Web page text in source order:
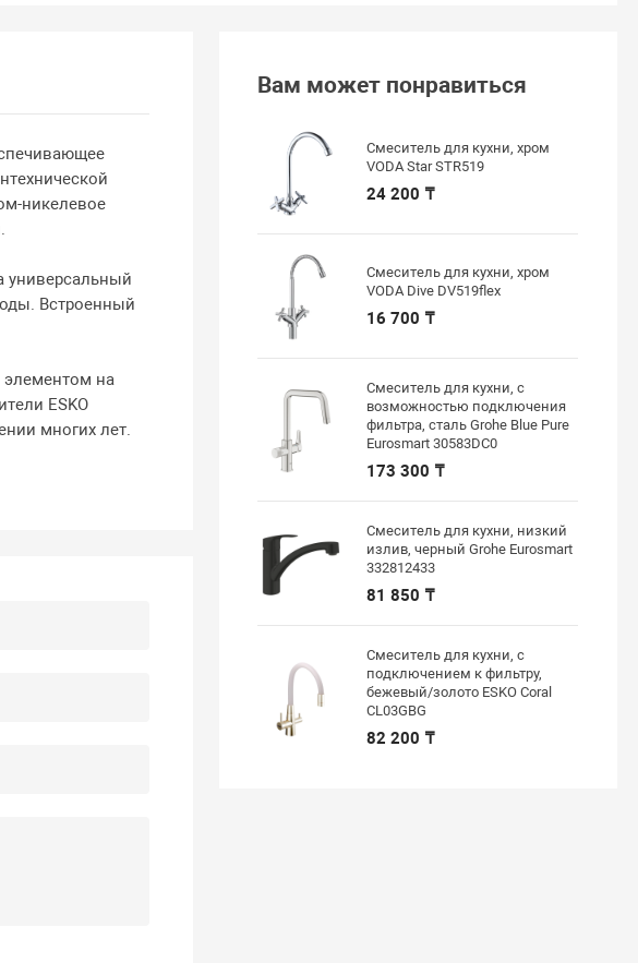
никелевое
универсальный
Встроенный
элементом на
ESKO
многих лет.
Вам может понравиться
Смеситель для кухни, хром
VODA Star STR519
24 200 ₸
Смеситель для кухни, хром
VODA Dive DV519flex
16 700 ₸
Смеситель для кухни, с
возможностью подключения
фильтра, сталь Grohe Blue Pure
Eurosmart 30583DC0
173 300 ₸
Смеситель для кухни, низкий
излив, черный Grohe Eurosmart
332812433
81 850 ₸
Смеситель для кухни, с
подключением к фильтру,
бежевый/золото ESKO Coral
CL03GBG
82 200 ₸